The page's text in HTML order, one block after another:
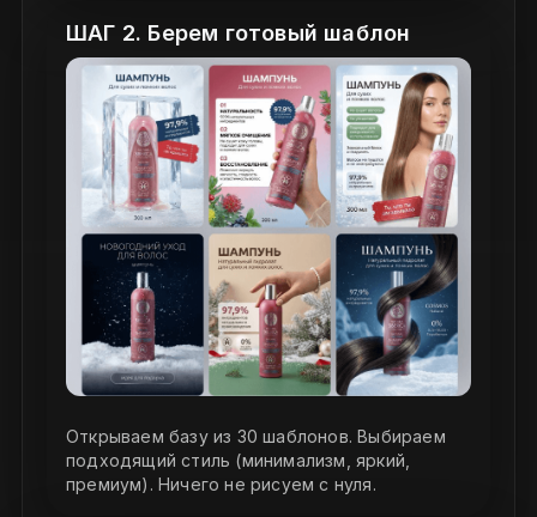
ШАГ 2. Берем готовый шаблон
Открываем базу из 30 шаблонов. Выбираем
подходящий стиль (минимализм, яркий,
премиум). Ничего не рисуем с нуля.